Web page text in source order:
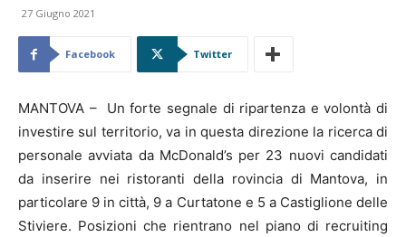
27 Giugno 2021
Facebook Twitter
MANTOVA – Un forte segnale di ripartenza e volontà di
investire sul territorio, va in questa direzione la ricerca di
personale avviata da McDonald’s per 23 nuovi candidati
da inserire nei ristoranti della rovincia di Mantova, in
particolare 9 in città, 9 a Curtatone e 5 a Castiglione delle
Stiviere. Posizioni che rientrano nel piano di recruiting